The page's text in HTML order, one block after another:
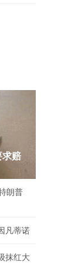
求赔
朗普
凡蒂诺
抹红大